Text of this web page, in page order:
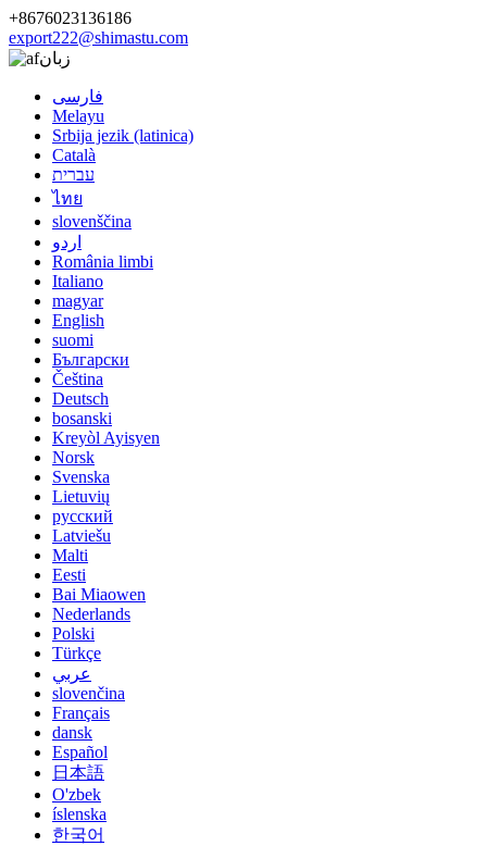
+8676023136186
export222@shimastu.com
زبان
فارسی
Melayu
Srbija jezik (latinica)
Català
עברית
ไทย
slovenščina
اردو
România limbi
Italiano
magyar
English
suomi
Български
Čeština
Deutsch
bosanski
Kreyòl Ayisyen
Norsk
Svenska
Lietuvių
русский
Latviešu
Malti
Eesti
Bai Miaowen
Nederlands
Polski
Türkçe
عربي
slovenčina
Français
dansk
Español
日本語
O'zbek
íslenska
한국어